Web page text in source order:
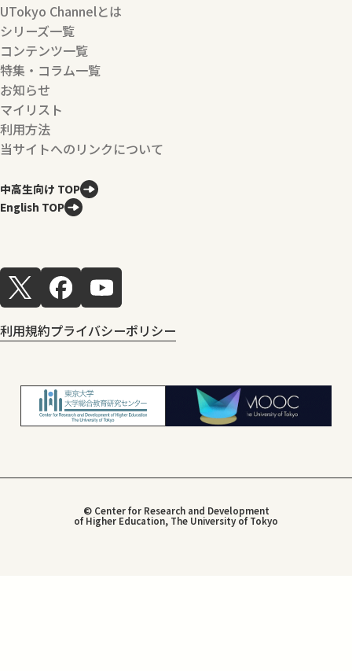
UTokyo Channelとは
シリーズ一覧
コンテンツ一覧
特集・コラム一覧
お知らせ
マイリスト
利用方法
当サイトへのリンクについて
中高生向け TOP
English TOP
利用規約プライバシーポリシー
© Center for Research and Development
of Higher Education, The University of Tokyo